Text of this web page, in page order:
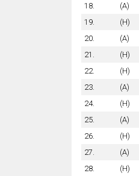
18.
(A)
19.
(H)
20.
(A)
21.
(H)
22.
(H)
23.
(A)
24.
(H)
25.
(A)
26.
(H)
27.
(A)
28.
(H)